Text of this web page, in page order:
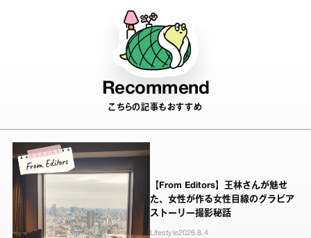
Recommend
こちらの記事もおすすめ
【From Editors】王林さんが魅せ
た、女性が作る女性目線のグラビア
ストーリー撮影秘話
Lifestyle2026.8.4